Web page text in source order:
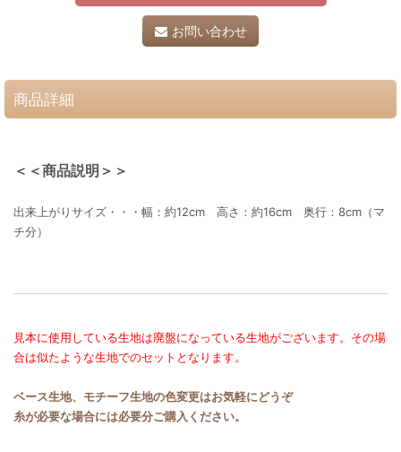
お問い合わせ
商品詳細
＜＜商品説明＞＞
出来上がりサイズ・・・幅：約12cm 高さ：約16cm 奥行：8cm（マ
チ分）
見本に使用している生地は廃盤になっている生地がございます。その場
合は似たような生地でのセットとなります。
ベース生地、モチーフ生地の色変更はお気軽にどうぞ
糸が必要な場合には必要分ご購入ください。